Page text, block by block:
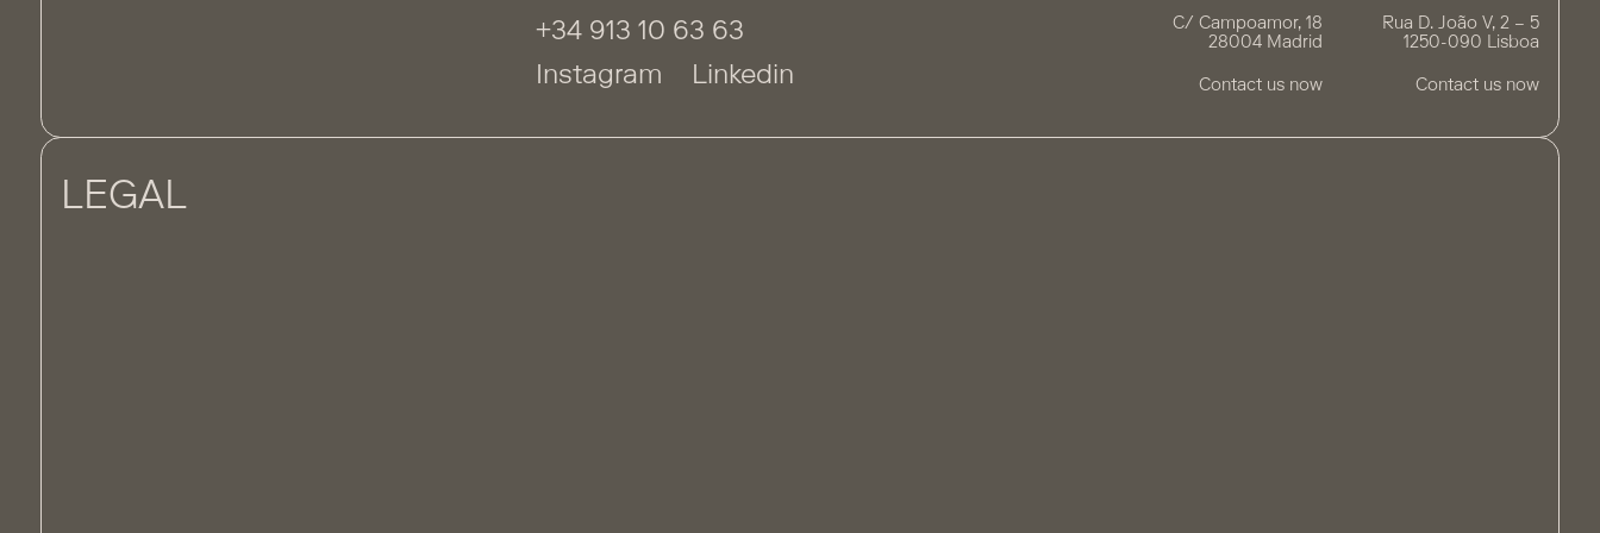
+34 913 10 63 63
Instagram
Linkedin
C/ Campoamor, 18
28004 Madrid
Contact us now
Rua D. João V, 2 – 5
1250-090 Lisboa
Contact us now
LEGAL